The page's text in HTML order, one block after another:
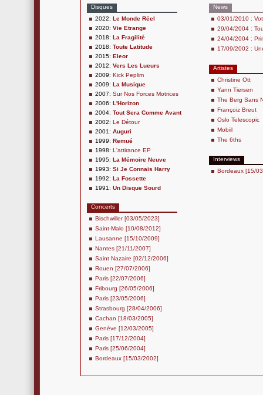
Disques
2022: Le Monde Réel
2020: Vie Etrange
2018: La Fragilité
2018: Toute Latitude
2015: Eleor
2012: Vers Les Lueurs
2009: Kick Peplim
2009: La Musique
2007: Sur Nos Forces Motrices
2006: L'Horizon
2004: Tout Sera Comme Avant
2002: Le Détour
2001: Auguri
1999: Remué
1998: L'attirance EP
1995: La Mémoire Neuve
1993: Si Je Connais Harry
1992: La Fossette
1991: Un Disque Sourd
Concerts
Bischwiller [03/05/2023]
Saint-Malo [10/08/2012]
Lausanne [15/10/2009]
Nantes [21/11/2007]
Saint Nazaire [02/12/2006]
Rouen [27/07/2006]
Paris [22/07/2006]
Fribourg [26/05/2006]
Paris [23/05/2006]
Strasbourg [28/04/2006]
Cachan [18/03/2005]
Genève [12/03/2005]
Paris [17/12/2004]
Paris [25/06/2004]
Bordeaux [15/03/2002]
News
03/01/2010 :
29/04/2004 :
24/04/2004 :
17/09/2002 :
Artistes
Christine Ott
Yann Tiersen
The Berg Sans
Françoiz Breut
Oslo Telescopic
Mobiil
The 6ths
Interviews
Bordeaux [15/